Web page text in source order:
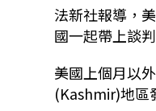
法新社報導，
國一起帶上談
美國上個月以
(Kashmir)地區